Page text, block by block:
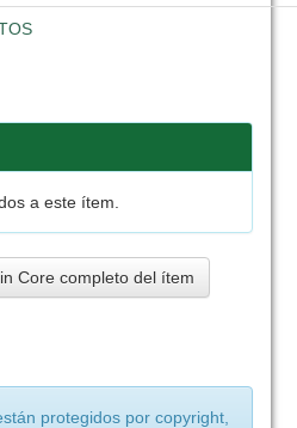
a este ítem.
Core completo del ítem
protegidos por copyright,